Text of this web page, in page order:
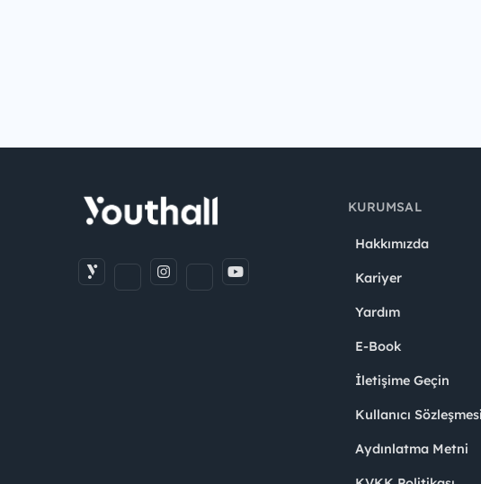
KURUMSAL
Hakkımızda
Kariyer
Yardım
E-Book
İletişime Geçin
Kullanıcı Sözleşmesi
Aydınlatma Metni